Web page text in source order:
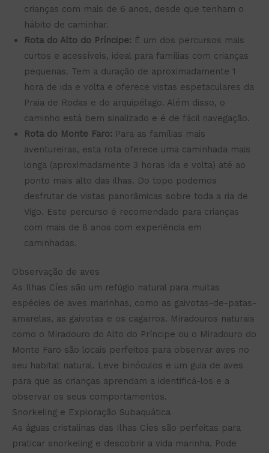
crianças com mais de 6 anos, desde que tenham o
hábito de caminhar.
Rota do Alto do Príncipe: É um dos percursos mais
curtos e acessíveis, ideal para famílias com crianças
pequenas. Tem a duração de aproximadamente 1
hora de ida e volta e oferece vistas espetaculares da
Praia de Rodas e do arquipélago. Além disso, o
caminho está bem sinalizado e é de fácil navegação.
Rota do Monte Faro: Para as famílias mais
aventureiras, esta rota oferece uma caminhada mais
longa (aproximadamente 3 horas ida e volta) até ao
ponto mais alto das ilhas. Do topo podemos
desfrutar de vistas panorâmicas sobre toda a ria de
Vigo. Este percurso é recomendado para crianças
com mais de 8 anos com experiência em
caminhadas.
Observação de aves
As Ilhas Cíes são um refúgio natural para muitas
espécies de aves marinhas, como as gaivotas-de-patas-
amarelas, as gaivotas e os cagarros. Miradouros naturais
como o Miradouro do Alto do Príncipe ou o Miradouro do
Monte Faro são locais perfeitos para observar aves no
seu habitat natural. Leve binóculos e um guia de aves
para que as crianças aprendam a identificá-los e a
observar os seus comportamentos.
Snorkeling e Exploração Subaquática
As águas cristalinas das Ilhas Cíes são perfeitas para
praticar snorkeling e descobrir a vida marinha. Pode